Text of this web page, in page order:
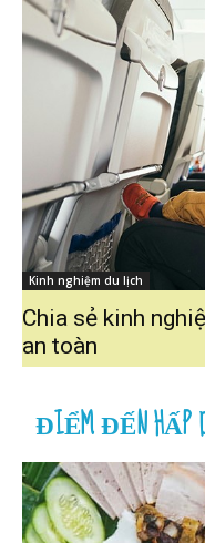
Kinh nghiệm du lịch
Chia sẻ kinh
an toàn
ĐIỂM ĐẾN HẤP